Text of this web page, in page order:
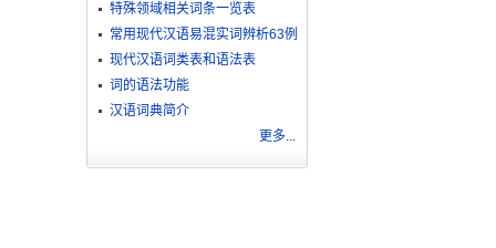
特殊领域相关词条一览表
常用现代汉语易混实词辨析63例
现代汉语词类表和语法表
词的语法功能
汉语词典简介
更多...